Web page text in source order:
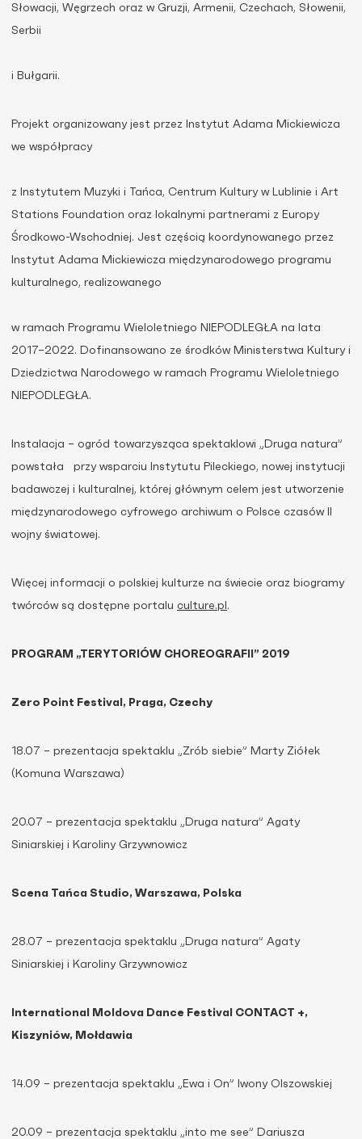
Słowacji, Węgrzech oraz w Gruzji, Armenii, Czechach, Słowenii,
Serbii
i Bułgarii.
Projekt organizowany jest przez Instytut Adama Mickiewicza
we współpracy
z Instytutem Muzyki i Tańca, Centrum Kultury w Lublinie i Art
Stations Foundation oraz lokalnymi partnerami z Europy
Środkowo-Wschodniej. Jest częścią koordynowanego przez
Instytut Adama Mickiewicza międzynarodowego programu
kulturalnego, realizowanego
w ramach Programu Wieloletniego NIEPODLEGŁA na lata
2017–2022. Dofinansowano ze środków Ministerstwa Kultury i
Dziedzictwa Narodowego w ramach Programu Wieloletniego
NIEPODLEGŁA.
Instalacja – ogród towarzysząca spektaklowi „Druga natura”
powstała przy wsparciu Instytutu Pileckiego, nowej instytucji
badawczej i kulturalnej, której głównym celem jest utworzenie
międzynarodowego cyfrowego archiwum o Polsce czasów II
wojny światowej.
Więcej informacji o polskiej kulturze na świecie oraz biogramy
twórców są dostępne portalu culture.pl .
PROGRAM „TERYTORIÓW CHOREOGRAFII” 2019
Zero Point Festival, Praga, Czechy
18.07 – prezentacja spektaklu „Zrób siebie” Marty Ziółek
(Komuna Warszawa)
20.07 – prezentacja spektaklu „Druga natura” Agaty
Siniarskiej i Karoliny Grzywnowicz
Scena Tańca Studio, Warszawa, Polska
28.07 – prezentacja spektaklu „Druga natura” Agaty
Siniarskiej i Karoliny Grzywnowicz
International Moldova Dance Festival CONTACT +,
Kiszyniów, Mołdawia
14.09 – prezentacja spektaklu „Ewa i On” Iwony Olszowskiej
20.09 – prezentacja spektaklu „into me see” Dariusza